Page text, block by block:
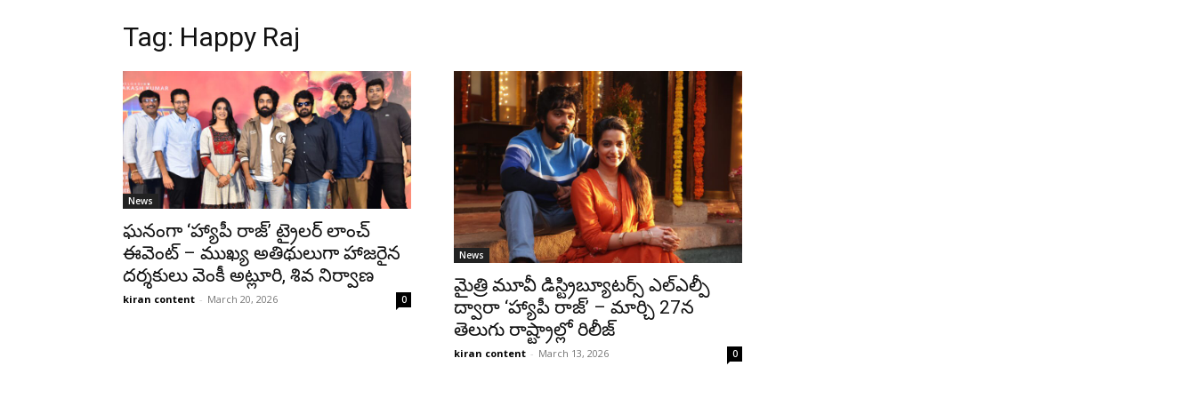
Tag: Happy Raj
News
ఘనంగా ‘హ్యాపీ రాజ్’ ట్రైలర్ లాంచ్
ఈవెంట్ – ముఖ్య అతిథులుగా హాజరైన
దర్శకులు వెంకీ అట్లూరి, శివ నిర్వాణ
kiran content - March 20, 2026 0
News
మైత్రి మూవీ డిస్ట్రిబ్యూటర్స్ ఎల్ఎల్పీ
ద్వారా ‘హ్యాపీ రాజ్’ – మార్చి 27న
తెలుగు రాష్ట్రాల్లో రిలీజ్
kiran content - March 13, 2026 0